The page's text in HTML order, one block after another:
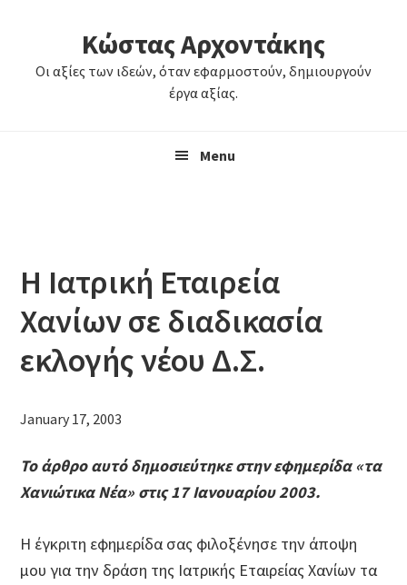
primary
Κώστας Αρχοντάκης
Οι αξίες των ιδεών, όταν εφαρμοστούν, δημιουργούν
έργα αξίας.
Menu
Η Ιατρική Εταιρεία
Χανίων σε διαδικασία
εκλογής νέου Δ.Σ.
January 17, 2003
Το άρθρο αυτό δημοσιεύτηκε στην εφημερίδα «τα
Χανιώτικα Νέα» στις 17 Ιανουαρίου 2003.
Η έγκριτη εφημερίδα σας φιλοξένησε την άποψη
μου για την δράση της Ιατρικής Εταιρείας Χανίων τα